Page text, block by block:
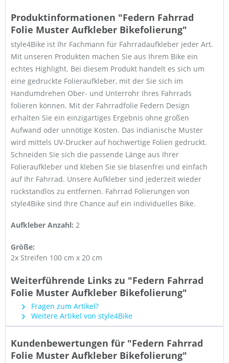
Produktinformationen "Federn Fahrrad
Folie Muster Aufkleber Bikefolierung"
style4Bike ist Ihr Fachmann für Fahrradaufkleber jeder Art.
Mit unseren Produkten machen Sie aus Ihrem Bike ein
echtes Highlight. Bei diesem Produkt handelt es sich um
eine gedruckte Folieraufkleber, mit der Sie sich im
Handumdrehen Ober- und Unterrohr Ihres Fahrrads
folieren können. Mit der Fahrradfolie Federn Design
erhalten Sie ein einzigartiges Ergebnis ohne großen
Aufwand oder unnötige Kosten. Das indianische Muster
wird mittels UV-Drucker auf hochwertige Folien gedruckt.
Schneiden Sie sich die passende Länge aus Ihrer
Folieraufkleber und kleben Sie sie blasenfrei und einfach
auf Ihr Fahrrad. Unsere Aufkleber sind jederzeit wieder
rückstandlos zu entfernen. Fahrrad Folierungen von
style4Bike sind Ihre Chance auf ein individuelles Bike.
Aufkleber Anzahl: 2
Größe:
2x Streifen 100 cm x 20 cm
Weiterführende Links zu "Federn Fahrrad
Folie Muster Aufkleber Bikefolierung"
Fragen zum Artikel?
Weitere Artikel von style4Bike
Kundenbewertungen für "Federn Fahrrad
Folie Muster Aufkleber Bikefolierung"